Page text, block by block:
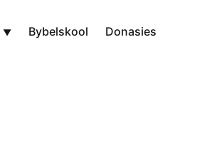
Bybelskool Donasies